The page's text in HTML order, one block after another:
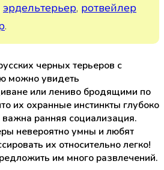
эрдельтерьер, ротвейлер
.
черных терьеров с
можно увидеть
или лениво бродящими по
их охранные инстинкты глубоко
ранняя социализация.
невероятно умны и любят
их относительно легко!
им много развлечений.